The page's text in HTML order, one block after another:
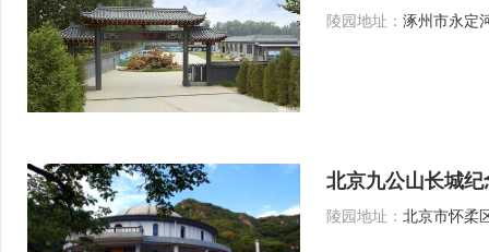
陵园地址： 涿州市永定
北京九公山长城纪
陵园地址： 北京市怀柔